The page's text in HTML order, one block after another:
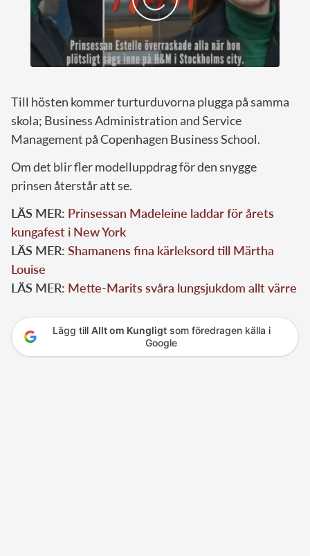
Till hösten kommer turturduvorna plugga på samma
skola; Business Administration and Service
Management på Copenhagen Business School.
Om det blir fler modelluppdrag för den snygge
prinsen återstår att se.
LÄS MER: Prinsessan Madeleine laddar för årets
kungafest i New York
LÄS MER: Shamanens fina kärleksord till Märtha
Louise
LÄS MER: Mette-Marits svåra lungsjukdom allt värre
Lägg till Allt om Kungligtsom föredragen källa i
Google